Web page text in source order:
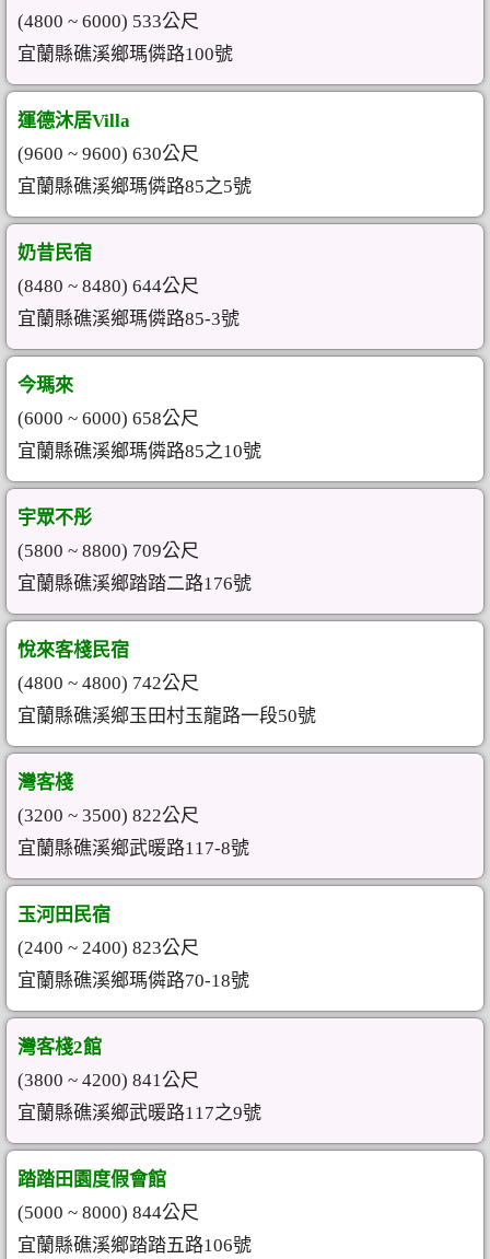
(4800 ~ 6000) 533公尺
宜蘭縣礁溪鄉瑪僯路100號
運德沐居Villa
(9600 ~ 9600) 630公尺
宜蘭縣礁溪鄉瑪僯路85之5號
奶昔民宿
(8480 ~ 8480) 644公尺
宜蘭縣礁溪鄉瑪僯路85-3號
今瑪來
(6000 ~ 6000) 658公尺
宜蘭縣礁溪鄉瑪僯路85之10號
宇眾不彤
(5800 ~ 8800) 709公尺
宜蘭縣礁溪鄉踏踏二路176號
悅來客棧民宿
(4800 ~ 4800) 742公尺
宜蘭縣礁溪鄉玉田村玉龍路一段50號
灣客棧
(3200 ~ 3500) 822公尺
宜蘭縣礁溪鄉武暖路117-8號
玉河田民宿
(2400 ~ 2400) 823公尺
宜蘭縣礁溪鄉瑪僯路70-18號
灣客棧2館
(3800 ~ 4200) 841公尺
宜蘭縣礁溪鄉武暖路117之9號
踏踏田園度假會館
(5000 ~ 8000) 844公尺
宜蘭縣礁溪鄉踏踏五路106號